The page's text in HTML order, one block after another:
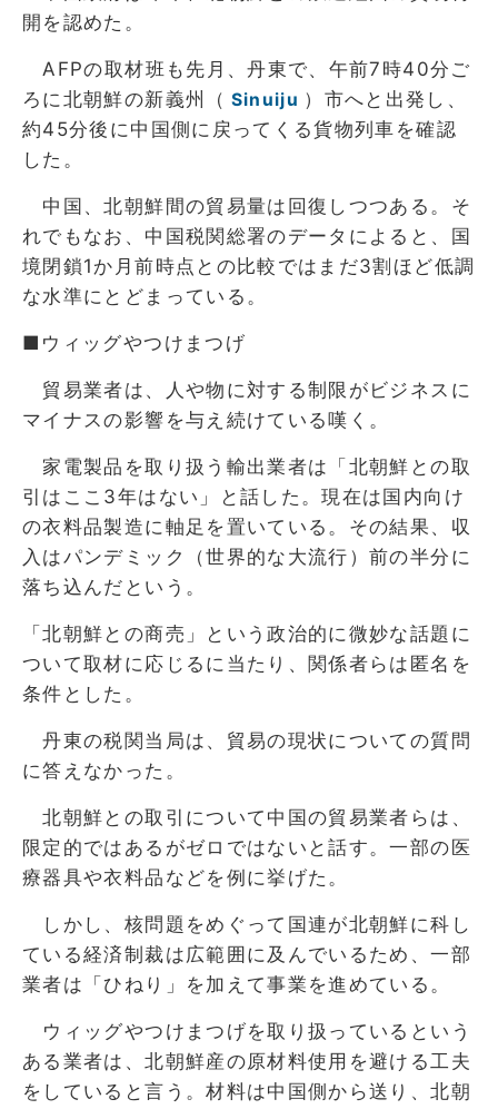
開を認めた。
AFPの取材班も先月、丹東で、午前7時40分ご
ろに北朝鮮の新義州（ Sinuiju ）市へと出発し、
約45分後に中国側に戻ってくる貨物列車を確認
した。
中国、北朝鮮間の貿易量は回復しつつある。そ
れでもなお、中国税関総署のデータによると、国
境閉鎖1か月前時点との比較ではまだ3割ほど低調
な水準にとどまっている。
■ウィッグやつけまつげ
貿易業者は、人や物に対する制限がビジネスに
マイナスの影響を与え続けている嘆く。
家電製品を取り扱う輸出業者は「北朝鮮との取
引はここ3年はない」と話した。現在は国内向け
の衣料品製造に軸足を置いている。その結果、収
入はパンデミック（世界的な大流行）前の半分に
落ち込んだという。
「北朝鮮との商売」という政治的に微妙な話題に
ついて取材に応じるに当たり、関係者らは匿名を
条件とした。
丹東の税関当局は、貿易の現状についての質問
に答えなかった。
北朝鮮との取引について中国の貿易業者らは、
限定的ではあるがゼロではないと話す。一部の医
療器具や衣料品などを例に挙げた。
しかし、核問題をめぐって国連が北朝鮮に科し
ている経済制裁は広範囲に及んでいるため、一部
業者は「ひねり」を加えて事業を進めている。
ウィッグやつけまつげを取り扱っているという
ある業者は、北朝鮮産の原材料使用を避ける工夫
をしていると言う。材料は中国側から送り、北朝